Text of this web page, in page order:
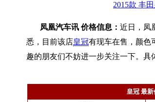
2015款 丰
凤凰汽车讯 价格信息： 近日，凤
悉，目前该店皇冠有现车在售，颜色
趣的朋友们不妨进一步关注一下。具
皇冠 最